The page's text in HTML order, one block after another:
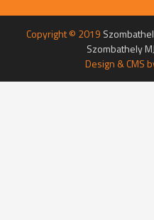
Copyright © 2019
Szombathely
Design & CMS